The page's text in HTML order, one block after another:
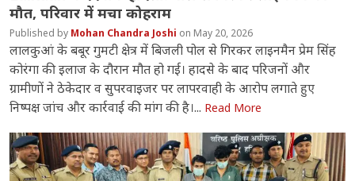
मौत, परिवार में मचा कोहराम
Mohan Chandra Joshi May 20, 2026
लालकुआं के बबूर गुमटी क्षेत्र में बिजली पोल से गिरकर लाइनमैन प्रेम सिंह
कोरंगा की इलाज के दौरान मौत हो गई। हादसे के बाद परिजनों और
ग्रामीणों ने ठेकेदार व सुपरवाइजर पर लापरवाही के आरोप लगाते हुए
निष्पक्ष जांच और कार्रवाई की मांग की है।... Read More